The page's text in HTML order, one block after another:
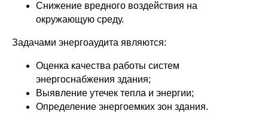
Снижение вредного воздействия на
окружающую среду.
Задачами энергоаудита являются:
Оценка качества работы систем
энергоснабжения здания;
Выявление утечек тепла и энергии;
Определение энергоемких зон здания.